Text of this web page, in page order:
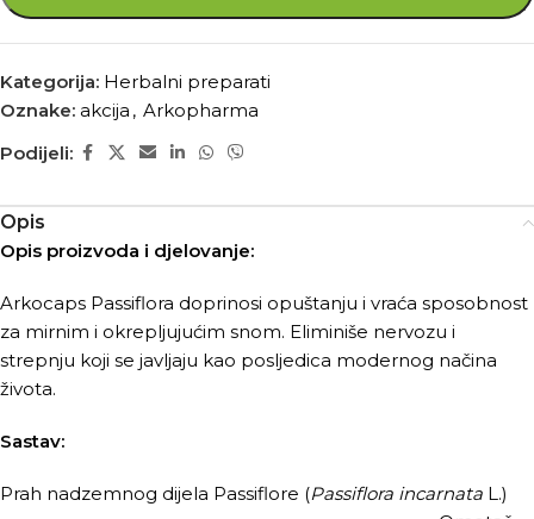
Kategorija: Herbalni preparati
Oznake: akcija , Arkopharma
Podijeli:
Opis
Opis proizvoda i djelovanje:
Arkocaps Passiflora doprinosi opuštanju i vraća sposobnost
za mirnim i okrepljujućim snom. Eliminiše nervozu i
strepnju koji se javljaju kao posljedica modernog načina
života.
Sastav:
Prah nadzemnog dijela Passiflore (Passiflora incarnata L.)